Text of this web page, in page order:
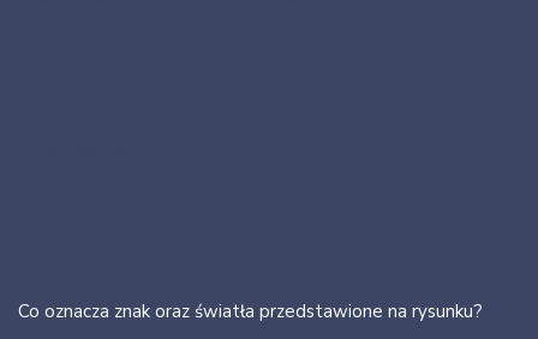
Co oznacza znak oraz światła przedstawione na rysunku?